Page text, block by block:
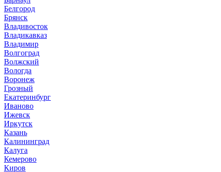
Белгород
Брянск
Владивосток
Владикавказ
Владимир
Волгоград
Волжский
Вологда
Воронеж
Грозный
Екатеринбург
Иваново
Ижевск
Иркутск
Казань
Калининград
Калуга
Кемерово
Киров